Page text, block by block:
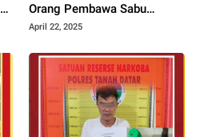
Orang Pembawa Sabu
Ditangkap di Solok
April 22, 2025